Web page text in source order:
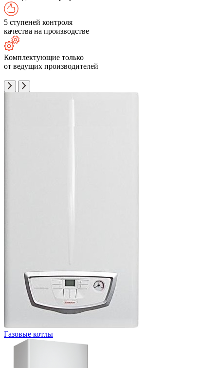
5 ступеней контроля
качества на производстве
Комплектующие только
от ведущих производителей
Газовые котлы